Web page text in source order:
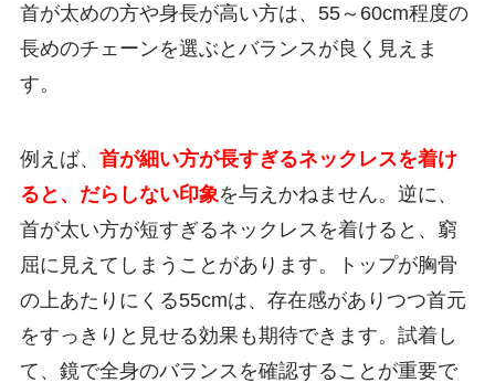
首が太めの方や身長が高い方は、55～60cm程度の
長めのチェーンを選ぶとバランスが良く見えま
す。
例えば、 首が細い方が長すぎるネックレスを着け
ると、だらしない印象 を与えかねません。逆に、
首が太い方が短すぎるネックレスを着けると、窮
屈に見えてしまうことがあります。トップが胸骨
の上あたりにくる55cmは、存在感がありつつ首元
をすっきりと見せる効果も期待できます。試着し
て、鏡で全身のバランスを確認することが重要で